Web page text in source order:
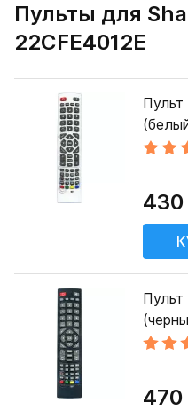
Пульты для
22CFE4012E
Пульт
Пульт
470